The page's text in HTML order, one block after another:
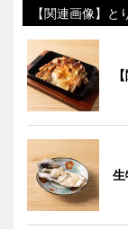
【関連画像】と
生